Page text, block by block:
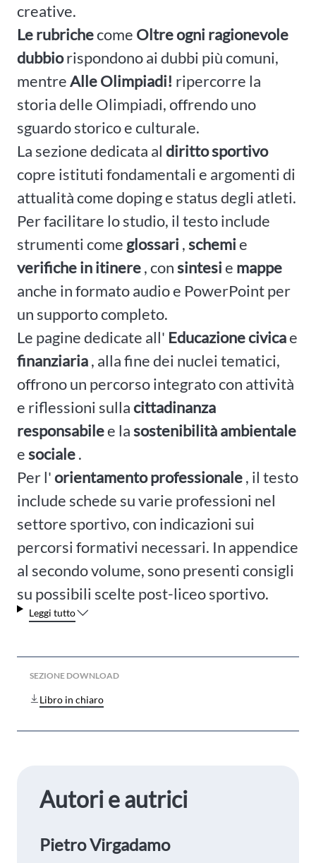
creative.
Le rubrichecome Oltre ogni ragionevole
dubbiorispondono ai dubbi più comuni,
mentreAlle Olimpiadi! ripercorre la
storia delle Olimpiadi, offrendo uno
sguardo storico e culturale.
La sezione dedicata al diritto sportivo
copre istituti fondamentali e argomenti di
attualità come doping e status degli atleti.
Per facilitare lo studio, il testo include
strumenti come glossari ,schemie
verifiche in itinere, consintesie mappe
anche in formato audio e PowerPoint per
un supporto completo.
Le pagine dedicate all' Educazione civicae
finanziaria, alla fine dei nuclei tematici,
offrono un percorso integrato con attività
e riflessioni sullacittadinanza
responsabilee lasostenibilità ambientale
esociale.
Per l'orientamento professionale, il testo
include schede su varie professioni nel
settore sportivo, con indicazioni sui
percorsi formativi necessari. In appendice
al secondo volume, sono presenti consigli
su possibili scelte post-liceo sportivo.
Leggi tutto
SEZIONE DOWNLOAD
Libro in chiaro
Autori e autrici
Pietro Virgadamo